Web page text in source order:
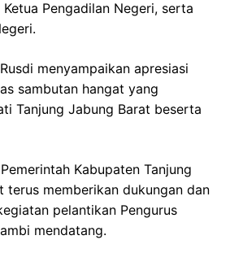
Pengadilan Negeri, serta
menyampaikan apresiasi
sambutan hangat yang
Tanjung Jabung Barat beserta
Kabupaten Tanjung
terus memberikan dukungan dan
pelantikan Pengurus
mendatang.